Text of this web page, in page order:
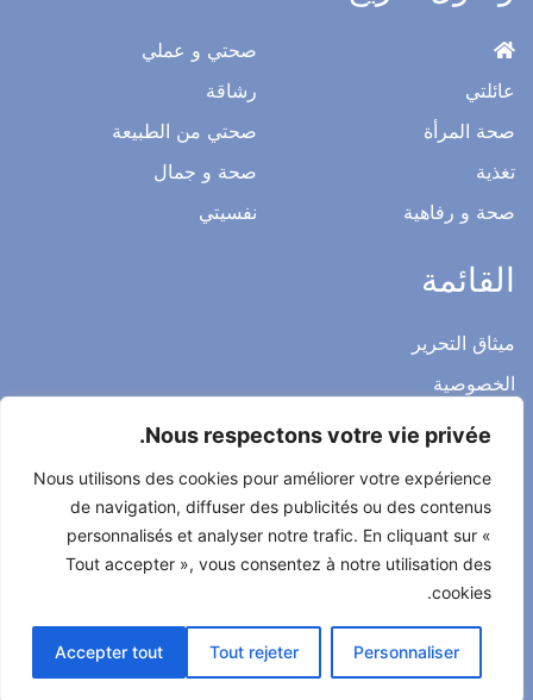
Nous respectons votre vie privée.
Nous utilisons des cookies pour améliorer votre expérience
de navigation, diffuser des publicités ou des contenus
personnalisés et analyser notre trafic. En cliquant sur «
Tout accepter », vous consentez à notre utilisation des
cookies.
Personnaliser
Tout rejeter
Accepter tout
عائلتي
صحة المرأة
تغذية
صحة و رفاهية
صحتي و عملي
رشاقة
صحتي من الطبيعة
صحة و جمال
نفسيتي
القائمة
ميثاق التحرير
الخصوصية
الاشعار القانوني
اتصل بنا
جميع الحقوق محفوظة لصحتي حياتي 2022
طور من طرفAlcomnet